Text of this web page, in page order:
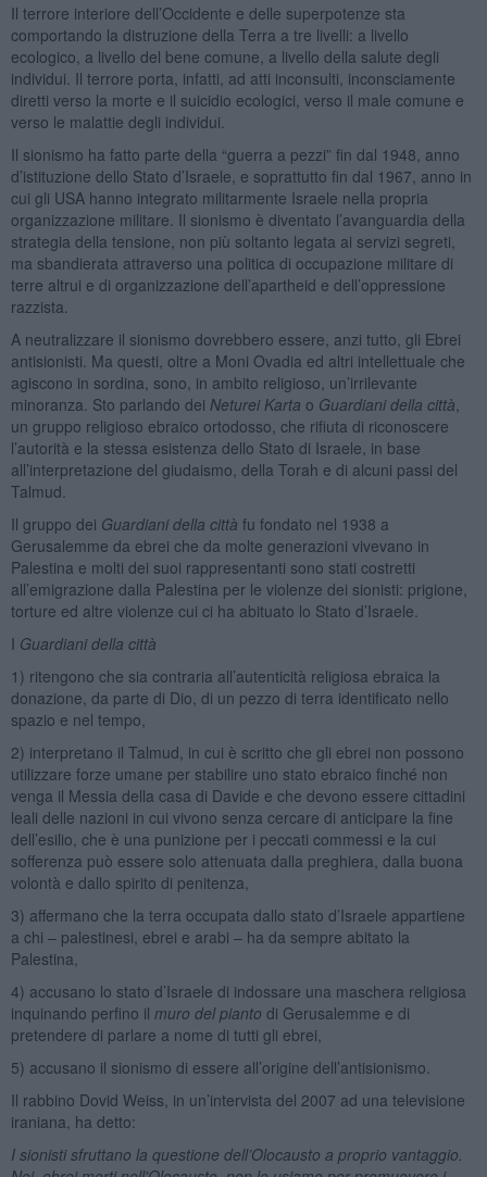
Il terrore interiore dell’Occidente e delle superpotenze sta
comportando la distruzione della Terra a tre livelli: a livello
ecologico, a livello del bene comune, a livello della salute degli
individui. Il terrore porta, infatti, ad atti inconsulti, inconsciamente
diretti verso la morte e il suicidio ecologici, verso il male comune e
verso le malattie degli individui.
Il sionismo ha fatto parte della “guerra a pezzi” fin dal 1948, anno
d’istituzione dello Stato d’Israele, e soprattutto fin dal 1967, anno in
cui gli USA hanno integrato militarmente Israele nella propria
organizzazione militare. Il sionismo è diventato l’avanguardia della
strategia della tensione, non più soltanto legata ai servizi segreti,
ma sbandierata attraverso una politica di occupazione militare di
terre altrui e di organizzazione dell’apartheid e dell’oppressione
razzista.
A neutralizzare il sionismo dovrebbero essere, anzi tutto, gli Ebrei
antisionisti. Ma questi, oltre a Moni Ovadia ed altri intellettuale che
agiscono in sordina, sono, in ambito religioso, un’irrilevante
minoranza. Sto parlando dei Neturei Karta o Guardiani della città
un gruppo religioso ebraico ortodosso, che rifiuta di riconoscere
l’autorità e la stessa esistenza dello Stato di Israele, in base
all’interpretazione del giudaismo, della Torah e di alcuni passi del
Talmud.
Il gruppo dei Guardiani della città fu fondato nel 1938 a
Gerusalemme da ebrei che da molte generazioni vivevano in
Palestina e molti dei suoi rappresentanti sono stati costretti
all’emigrazione dalla Palestina per le violenze dei sionisti: prigione,
torture ed altre violenze cui ci ha abituato lo Stato d’Israele.
I Guardiani della città
1) ritengono che sia contraria all’autenticità religiosa ebraica la
donazione, da parte di Dio, di un pezzo di terra identificato nello
spazio e nel tempo,
2) interpretano il Talmud, in cui è scritto che gli ebrei non possono
utilizzare forze umane per stabilire uno stato ebraico finché non
venga il Messia della casa di Davide e che devono essere cittadini
leali delle nazioni in cui vivono senza cercare di anticipare la fine
dell’esilio, che è una punizione per i peccati commessi e la cui
sofferenza può essere solo attenuata dalla preghiera, dalla buona
volontà e dallo spirito di penitenza,
3) affermano che la terra occupata dallo stato d’Israele appartiene
a chi – palestinesi, ebrei e arabi – ha da sempre abitato la
Palestina,
4) accusano lo stato d’Israele di indossare una maschera religiosa
inquinando perfino il muro del pianto di Gerusalemme e di
pretendere di parlare a nome di tutti gli ebrei,
5) accusano il sionismo di essere all’origine dell’antisionismo.
Il rabbino Dovid Weiss, in un’intervista del 2007 ad una televisione
iraniana, ha detto:
I sionisti sfruttano la questione dell’Olocausto a proprio vantaggio.